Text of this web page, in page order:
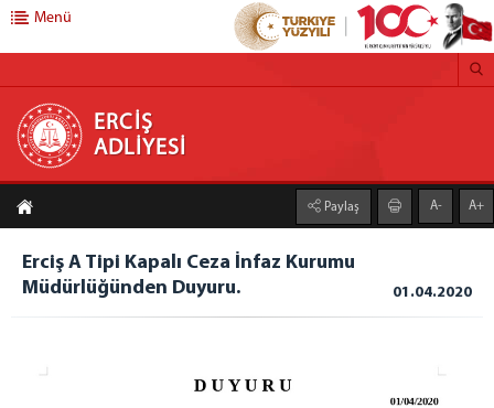
ERCİŞ ADLİYESİ
ANASAYFA
ADLİYEMİZ
ÖN BÜROLAR
BİLİŞİM VE MEDYA
Bilgi İşlem Şefliği
İLÇE SEÇİM MÜDÜRLÜĞÜ
Menü
ERCİŞ
ADLİYESİ
Paylaş A- A+
Erciş A Tipi Kapalı Ceza İnfaz Kurumu
Müdürlüğünden Duyuru.
01.04.2020